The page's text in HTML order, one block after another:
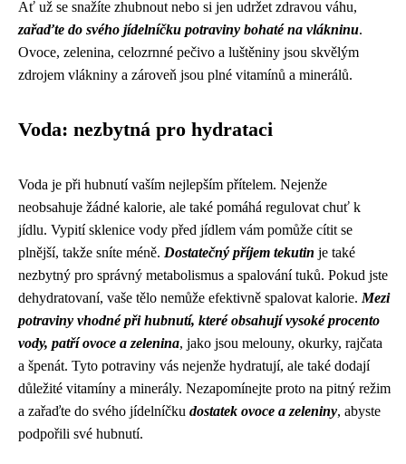
Ať už se snažíte zhubnout nebo si jen udržet zdravou váhu,
zařaďte do svého jídelníčku potraviny bohaté na vlákninu.
Ovoce, zelenina, celozrnné pečivo a luštěniny jsou skvělým
zdrojem vlákniny a zároveň jsou plné vitamínů a minerálů.
Voda: nezbytná pro hydrataci
Voda je při hubnutí vaším nejlepším přítelem. Nejenže
neobsahuje žádné kalorie, ale také pomáhá regulovat chuť k
jídlu. Vypití sklenice vody před jídlem vám pomůže cítit se
plnější, takže sníte méně. Dostatečný příjem tekutin je také
nezbytný pro správný metabolismus a spalování tuků. Pokud jste
dehydratovaní, vaše tělo nemůže efektivně spalovat kalorie. Mezi
potraviny vhodné při hubnutí, které obsahují vysoké procento
vody, patří ovoce a zelenina, jako jsou melouny, okurky, rajčata
a špenát. Tyto potraviny vás nejenže hydratují, ale také dodají
důležité vitamíny a minerály. Nezapomínejte proto na pitný režim
a zařaďte do svého jídelníčku dostatek ovoce a zeleniny, abyste
podpořili své hubnutí.